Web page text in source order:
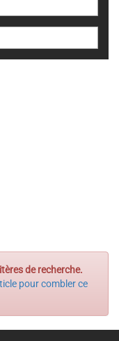
de recherche.
pour combler ce